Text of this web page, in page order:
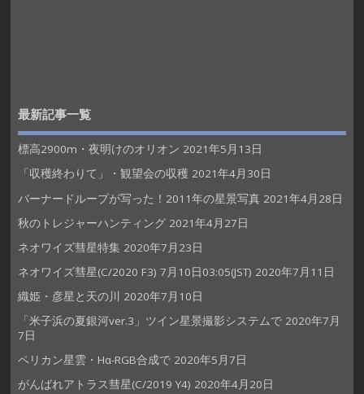
最新記事一覧
標高2900m・夜明けのオリオン 2021年5月13日
「収穫終わりて」・観望会の収穫 2021年4月30日
バーナードループが写った！2011年の星景写真 2021年4月28日
秋のトレジャーハンティング 2021年4月27日
ネオワイズ彗星特集 2020年7月23日
ネオワイズ彗星(C/2020 F3) 7月10日03:05(JST) 2020年7月11日
織姫・彦星と天の川 2020年7月10日
「米子浜の夏銀河ver.3」ツイン星景撮影システムで 2020年7月
7日
ペリカン星雲・Hα-RGB合成で 2020年5月7日
がんばれアトラス彗星(C/2019 Y4) 2020年4月20日